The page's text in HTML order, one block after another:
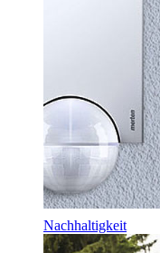
Nachhaltigkeit